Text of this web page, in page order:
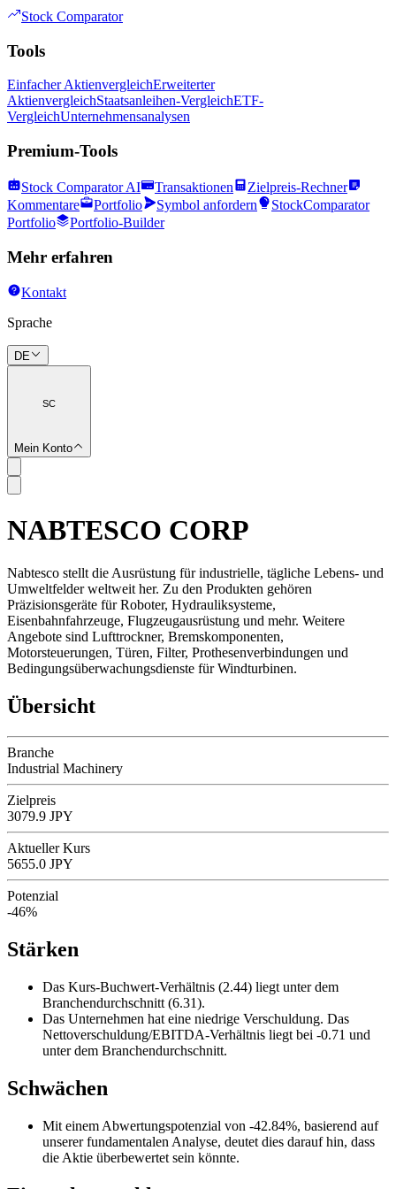
Stock Comparator
Tools
Einfacher AktienvergleichErweiterter
AktienvergleichStaatsanleihen-VergleichETF-
VergleichUnternehmensanalysen
Premium-Tools
Stock Comparator AI Transaktionen
Zielpreis-Rechner
Kommentare
Portfolio Symbol anfordern
StockComparator
Portfolio
Portfolio-Builder
Mehr erfahren
Kontakt
Sprache
DE
SC
Mein Konto
SC
NABTESCO CORP
Nabtesco stellt die Ausrüstung für industrielle, tägliche Lebens- und
Umweltfelder weltweit her. Zu den Produkten gehören
Präzisionsgeräte für Roboter, Hydrauliksysteme,
Eisenbahnfahrzeuge, Flugzeugausrüstung und mehr. Weitere
Angebote sind Lufttrockner, Bremskomponenten,
Motorsteuerungen, Türen, Filter, Prothesenverbindungen und
Bedingungsüberwachungsdienste für Windturbinen.
Übersicht
Branche
Industrial Machinery
Zielpreis
3079.9 JPY
Aktueller Kurs
5655.0 JPY
Potenzial
-46%
Stärken
Das Kurs-Buchwert-Verhältnis (2.44) liegt unter dem
Branchendurchschnitt (6.31).
Das Unternehmen hat eine niedrige Verschuldung. Das
Nettoverschuldung/EBITDA-Verhältnis liegt bei -0.71 und
unter dem Branchendurchschnitt.
Schwächen
Mit einem Abwertungspotenzial von -42.84%, basierend auf
unserer fundamentalen Analyse, deutet dies darauf hin, dass
die Aktie überbewertet sein könnte.